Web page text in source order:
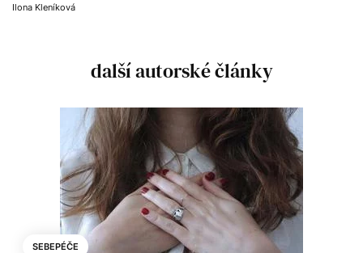
Ilona Kleníková
další autorské články
SEBEPÉČE